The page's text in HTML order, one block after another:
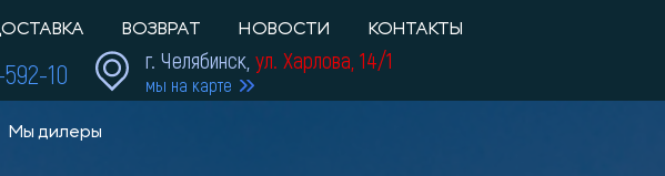
ВОЗВРАТ НОВОСТИ КОНТАКТЫ
592-10 г. Челябинск, ул. Харлова, 14/1
мы на карте
Мы дилеры